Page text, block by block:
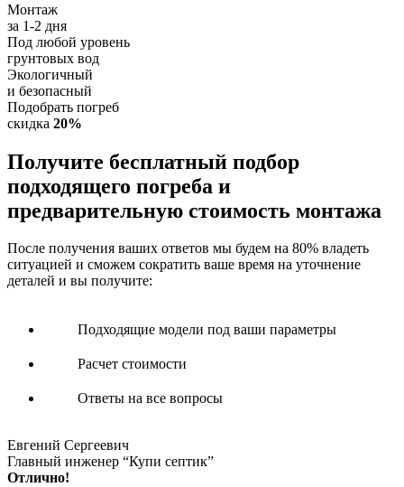
Монтаж
за 1-2 дня
Под любой уровень
грунтовых вод
Экологичный
и безопасный
Подобрать погреб
скидка 20%
Получите бесплатный подбор
подходящего погреба и
предварительную стоимость монтажа
После получения ваших ответов мы будем на 80% владеть
ситуацией и сможем сократить ваше время на уточнение
деталей и вы получите:
Подходящие модели под ваши параметры
Расчет стоимости
Ответы на все вопросы
Евгений Сергеевич
Главный инженер “Купи септик”
Отлично!